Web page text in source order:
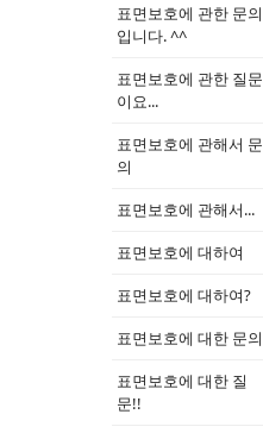
표면보호에 관한 문의
입니다. ^^
표면보호에 관한 질문
이요...
표면보호에 관해서 문
의
표면보호에 관해서...
표면보호에 대하여
표면보호에 대하여?
표면보호에 대한 문의
표면보호에 대한 질
문!!